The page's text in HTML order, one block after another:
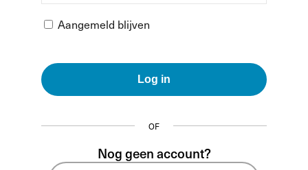
Aangemeld blijven
Log in
OF
Nog geen account?